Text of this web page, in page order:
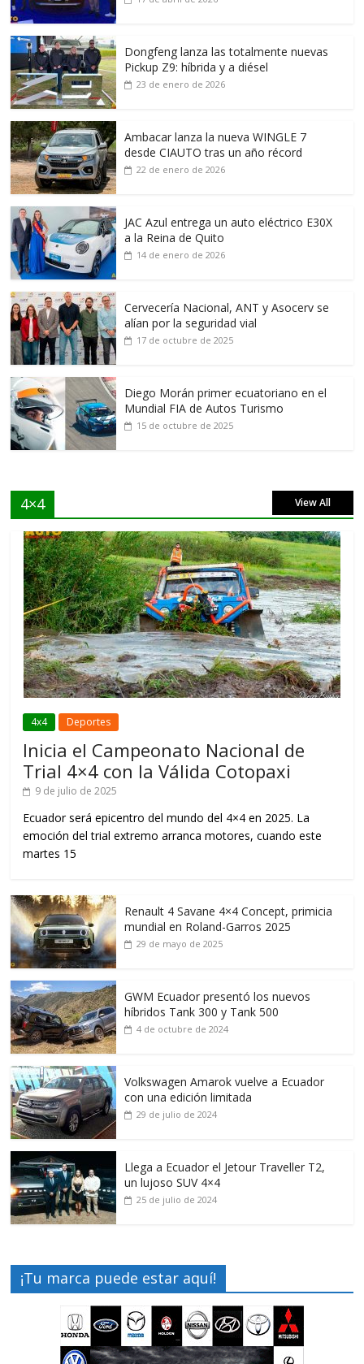
Dongfeng lanza las totalmente nuevas
Pickup Z9: híbrida y a diésel
23 de enero de 2026
Ambacar lanza la nueva WINGLE 7
desde CIAUTO tras un año récord
22 de enero de 2026
JAC Azul entrega un auto eléctrico E30X
a la Reina de Quito
14 de enero de 2026
Cervecería Nacional, ANT y Asocerv se
alían por la seguridad vial
17 de octubre de 2025
Diego Morán primer ecuatoriano en el
Mundial FIA de Autos Turismo
15 de octubre de 2025
4×4 View All
4x4 Deportes
Inicia el Campeonato Nacional de
Trial 4×4 con la Válida Cotopaxi
9 de julio de 2025
Ecuador será epicentro del mundo del 4×4 en 2025. La
emoción del trial extremo arranca motores, cuando este
martes 15
Renault 4 Savane 4×4 Concept, primicia
mundial en Roland-Garros 2025
29 de mayo de 2025
GWM Ecuador presentó los nuevos
híbridos Tank 300 y Tank 500
4 de octubre de 2024
Volkswagen Amarok vuelve a Ecuador
con una edición limitada
29 de julio de 2024
Llega a Ecuador el Jetour Traveller T2,
un lujoso SUV 4×4
25 de julio de 2024
¡Tu marca puede estar aquí!